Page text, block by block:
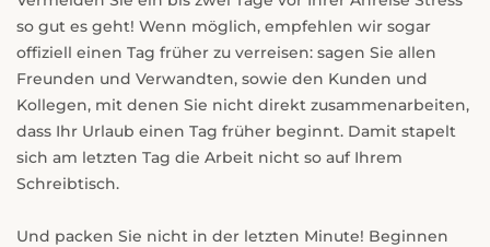
so gut es geht! Wenn möglich, empfehlen wir sogar
offiziell einen Tag früher zu verreisen: sagen Sie allen
Freunden und Verwandten, sowie den Kunden und
Kollegen, mit denen Sie nicht direkt zusammenarbeiten,
dass Ihr Urlaub einen Tag früher beginnt. Damit stapelt
sich am letzten Tag die Arbeit nicht so auf Ihrem
Schreibtisch.
Und packen Sie nicht in der letzten Minute! Beginnen